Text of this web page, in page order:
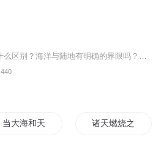
440
当大海和天空在燃烧时 诸天燃烧之日